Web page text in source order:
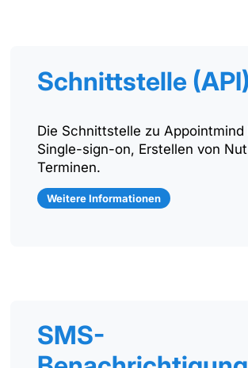
Schnittstelle (API)
Die Schnittstelle zu Appointmind
Single-sign-on, Erstellen von
Terminen.
Weitere Informationen
SMS-